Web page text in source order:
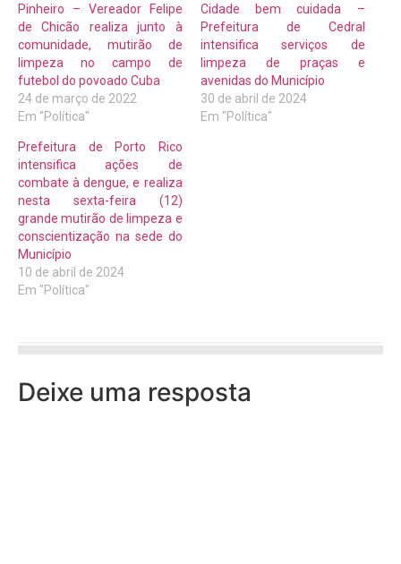
Pinheiro – Vereador Felipe
de Chicão realiza junto à
comunidade, mutirão de
limpeza no campo de
futebol do povoado Cuba
24 de março de 2022
Em "Política"
Cidade bem cuidada –
Prefeitura de Cedral
intensifica serviços de
limpeza de praças e
avenidas do Município
30 de abril de 2024
Em "Política"
Prefeitura de Porto Rico
intensifica ações de
combate à dengue, e realiza
nesta sexta-feira (12)
grande mutirão de limpeza e
conscientização na sede do
Município
10 de abril de 2024
Em "Política"
Deixe uma resposta